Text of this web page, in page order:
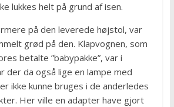
lukkes helt på grund af isen.
på den leverede højstol, var
grød på den. Klapvognen, som
betalte ”babypakke”, var i
der da også lige en lampe med
ikke kunne bruges i de anderledes
Her ville en adapter have gjort